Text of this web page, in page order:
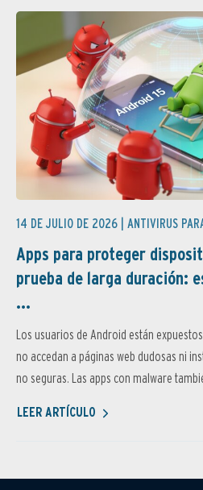
14 DE JULIO DE 2026 | ANTIVIRUS
Apps para proteger
prueba de larga duración:
...
Los usuarios de Android están
no accedan a páginas web dudosas ni
no seguras. Las apps con malware
LEER ARTÍCULO